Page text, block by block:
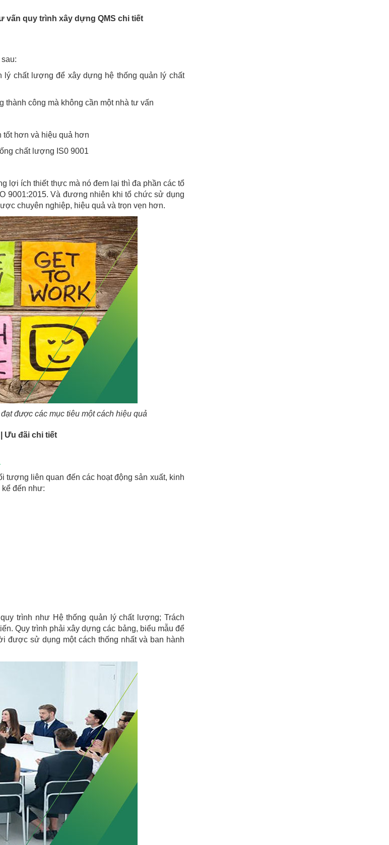
vấn quy trình xây dựng QMS chi tiết
lý chất lượng để xây dựng hệ thống quản lý chất
công mà không cần một nhà tư vấn
tốt hơn và hiệu quả hơn
chất lượng IS0 9001
lợi ích thiết thực mà nó đem lại thì đa phần các tổ
9001:2015. Và đương nhiên khi tổ chức sử dụng
chuyên nghiệp, hiệu quả và trọn vẹn hơn.
được các mục tiêu một cách hiệu quả
| Ưu đãi chi tiết
liên quan đến các hoạt động sản xuất, kinh
đến như:
trình như Hệ thống quản lý chất lượng; Trách
Quy trình phải xây dựng các bảng, biểu mẫu để
được sử dụng một cách thống nhất và ban hành